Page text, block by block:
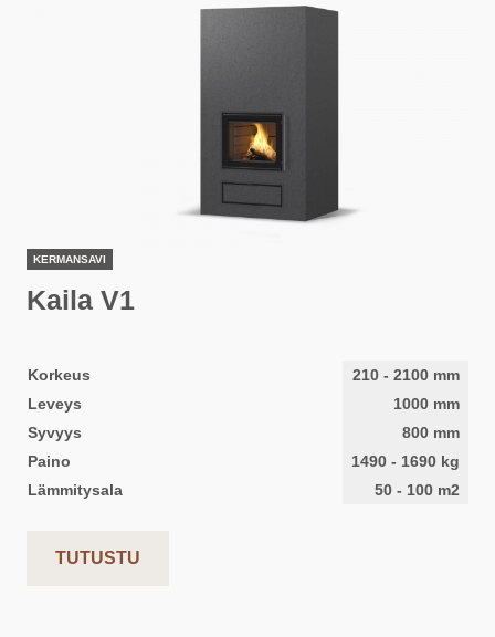
KERMANSAVI
Kaila V1
Korkeus 210 - 2100 mm
Leveys
1000 mm
Syvyys
800 mm
Paino
1490 - 1690 kg
Lämmitysala
50 - 100 m2
TUTUSTU